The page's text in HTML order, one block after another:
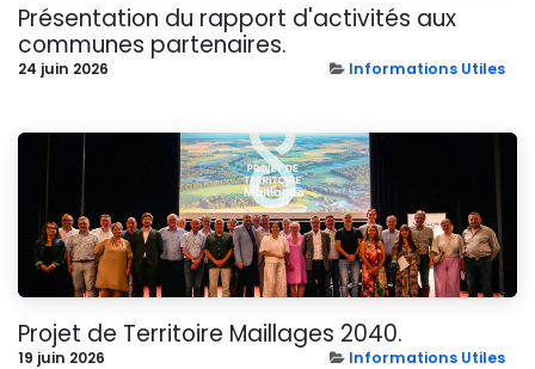
Présentation du rapport d'activités aux
communes partenaires.
24 juin 2026 Informations Utiles
Projet de Territoire Maillages 2040.
19 juin 2026 Informations Utiles